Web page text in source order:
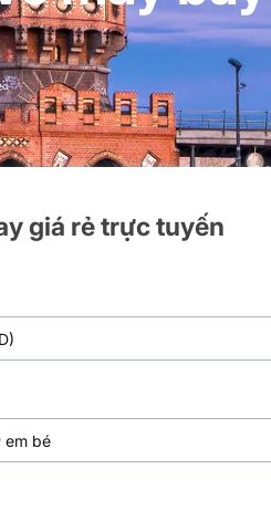
giá rẻ trực tuyến
em bé